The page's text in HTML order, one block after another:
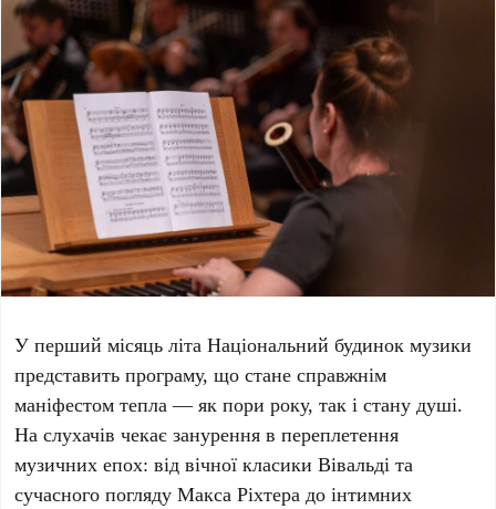
У перший місяць літаНаціональний будинок музики
представить програму, що стане справжнім
маніфестом тепла — як пори року, так і стану душі.
На слухачів чекає занурення в переплетення
музичних епох: від вічної класикиВівальді та
сучасного поглядуМакса Ріхтера до інтимних